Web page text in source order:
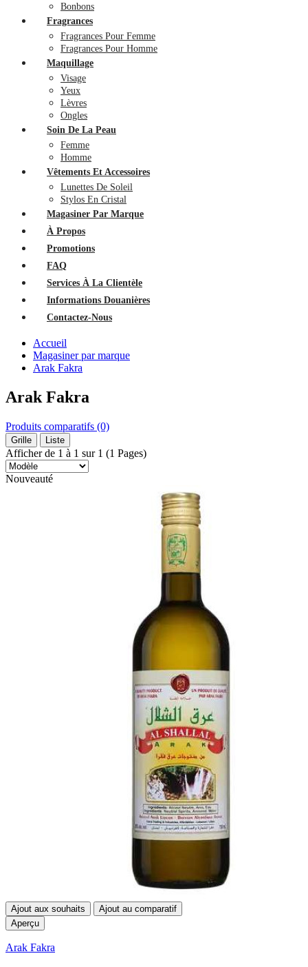
Bonbons
Fragrances
Fragrances Pour Femme
Fragrances Pour Homme
Maquillage
Visage
Yeux
Lèvres
Ongles
Soin De La Peau
Femme
Homme
Vêtements Et Accessoires
Lunettes De Soleil
Stylos En Cristal
Magasiner Par Marque
À Propos
Promotions
FAQ
Services À La Clientèle
Informations Douanières
Contactez-Nous
Accueil
Magasiner par marque
Arak Fakra
Arak Fakra
Produits comparatifs (0)
Grille Liste
Afficher de 1 à 1 sur 1 (1 Pages)
Nouveauté
Ajout aux souhaits
Ajout au comparatif
Aperçu
Arak Fakra